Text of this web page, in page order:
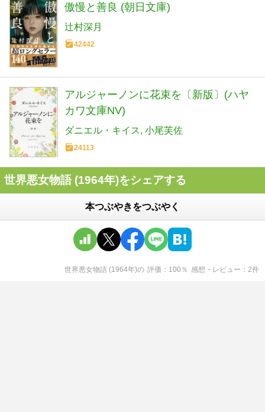
傲慢と善良 (朝日文庫)
辻村深月
42442
アルジャーノンに花束を〔新版〕(ハヤ
カワ文庫NV)
ダニエル・キイス 小尾芙佐
24113
世界悪女物語 (1964年)をシェアする
本つぶやきをつぶやく
世界悪女物語 (1964年)の 評価 100 ％ 感想・レビュー 2件